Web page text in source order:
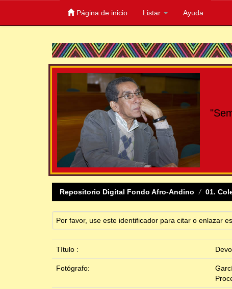
Página de inicio Listar Ayuda
Repositorio Digital Fondo Afro-Andino 01.
Por favor, use este identificador para citar o enlazar
Título :
Fotógrafo: